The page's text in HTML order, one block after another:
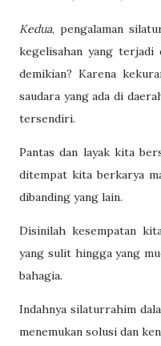
Kedua, pengalaman
kegelisahan yang
demikian? Karena
saudara yang ada di
tersendiri.
Pantas dan layak kita
ditempat kita berkarya
dibanding yang lain.
Disinilah kesempatan
yang sulit hingga yang
bahagia.
Indahnya silaturrahim
menemukan solusi dan